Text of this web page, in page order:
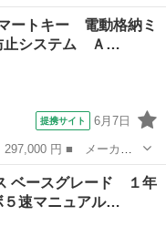
ド名： Ｌ ＣＤラジ
ベライザー キーレス
ートキー 電動格納ミ
システム Ａ…
提携サイト 6月7日
ド名： Ｘ スマート
ステム ＡＢＳ ＣＤ
ベースグレード １年
速マニュアル…